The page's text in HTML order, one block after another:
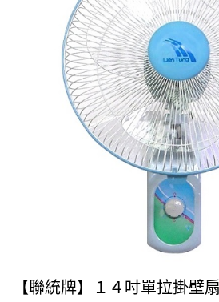
【聯統牌】１４吋單拉掛壁